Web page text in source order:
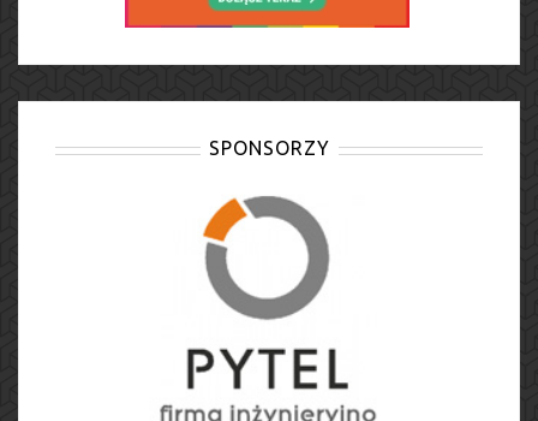
SPONSORZY